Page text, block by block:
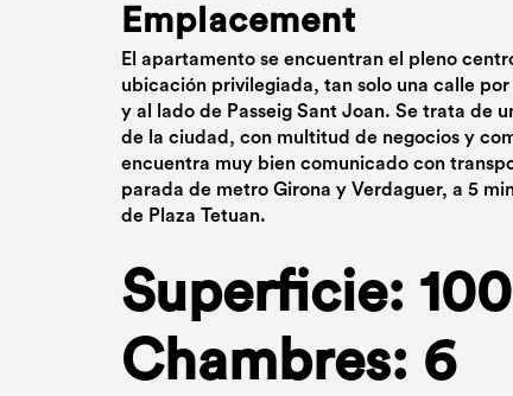
Emplacement
El apartamento se encuentran el pleno
ubicación privilegiada, tan solo una calle
y al lado de Passeig Sant Joan. Se trata de
de la ciudad, con multitud de negocios y
encuentra muy bien comunicado con
parada de metro Girona y Verdaguer, a 5
de Plaza Tetuan.
Superficie: 100
Chambres: 6